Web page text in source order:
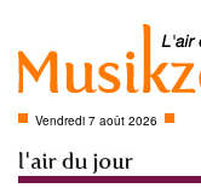
Vendredi 7 août 2026